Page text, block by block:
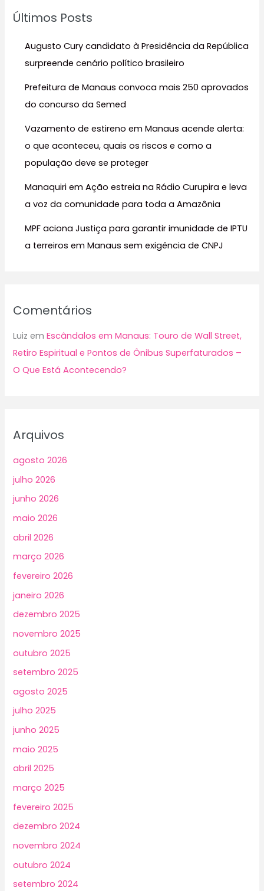
iÚltimos Posts
Augusto Cury candidato à Presidência da República
surpreende cenário político brasileiro
Prefeitura de Manaus convoca mais 250 aprovados
do concurso da Semed
Vazamento de estireno em Manaus acende alerta:
o que aconteceu, quais os riscos e como a
população deve se proteger
Manaquiri em Ação estreia na Rádio Curupira e leva
a voz da comunidade para toda a Amazônia
MPF aciona Justiça para garantir imunidade de IPTU
a terreiros em Manaus sem exigência de CNPJ
Comentários
Luiz emEscândalos em Manaus: Touro de Wall Street,
Retiro Espiritual e Pontos de Ônibus Superfaturados –
O Que Está Acontecendo?
Arquivos
agosto 2026
julho 2026
junho 2026
maio 2026
abril 2026
março 2026
fevereiro 2026
janeiro 2026
dezembro 2025
novembro 2025
outubro 2025
setembro 2025
agosto 2025
julho 2025
junho 2025
maio 2025
abril 2025
março 2025
fevereiro 2025
dezembro 2024
novembro 2024
outubro 2024
setembro 2024